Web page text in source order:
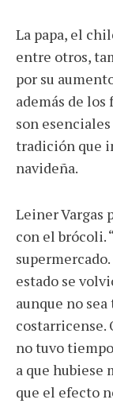
La papa, el
entre otros,
por su
además de
son
tradición que
navideña.
Leiner Vargas
con el brócoli.
estado se
aunque no
costarricense.
no tuvo
a que hubiese
que el efecto